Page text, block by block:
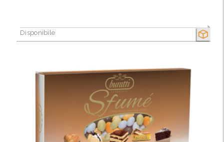
SECCO
Disponibile